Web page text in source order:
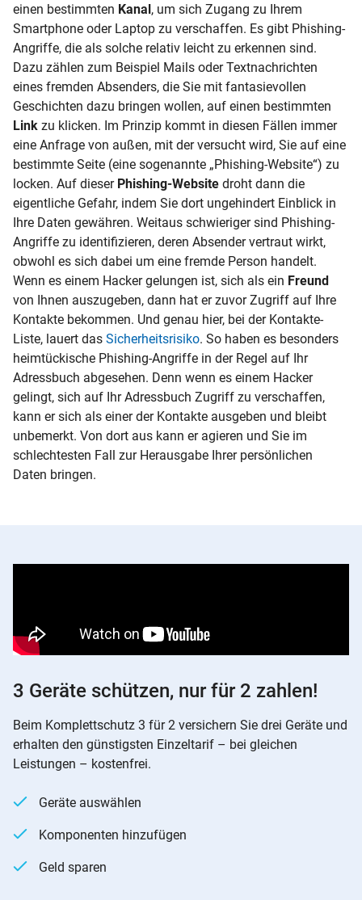
einen bestimmten Kanal, um sich Zugang zu Ihrem
Smartphone oder Laptop zu verschaffen. Es gibt Phishing-
Angriffe, die als solche relativ leicht zu erkennen sind.
Dazu zählen zum Beispiel Mails oder Textnachrichten
eines fremden Absenders, die Sie mit fantasievollen
Geschichten dazu bringen wollen, auf einen bestimmten
Link zu klicken. Im Prinzip kommt in diesen Fällen immer
eine Anfrage von außen, mit der versucht wird, Sie auf eine
bestimmte Seite (eine sogenannte „Phishing-Website“) zu
locken. Auf dieser Phishing-Website droht dann die
eigentliche Gefahr, indem Sie dort ungehindert Einblick in
Ihre Daten gewähren. Weitaus schwieriger sind Phishing-
Angriffe zu identifizieren, deren Absender vertraut wirkt,
obwohl es sich dabei um eine fremde Person handelt.
Wenn es einem Hacker gelungen ist, sich als ein Freund
von Ihnen auszugeben, dann hat er zuvor Zugriff auf Ihre
Kontakte bekommen. Und genau hier, bei der Kontakte-
Liste, lauert das Sicherheitsrisiko. So haben es besonders
heimtückische Phishing-Angriffe in der Regel auf Ihr
Adressbuch abgesehen. Denn wenn es einem Hacker
gelingt, sich auf Ihr Adressbuch Zugriff zu verschaffen,
kann er sich als einer der Kontakte ausgeben und bleibt
unbemerkt. Von dort aus kann er agieren und Sie im
schlechtesten Fall zur Herausgabe Ihrer persönlichen
Daten bringen.
3 Geräte schützen, nur für 2 zahlen!
Beim Komplettschutz 3 für 2 versichern Sie drei Geräte und
erhalten den günstigsten Einzeltarif – bei gleichen
Leistungen – kostenfrei.
Geräte auswählen
Komponenten hinzufügen
Geld sparen